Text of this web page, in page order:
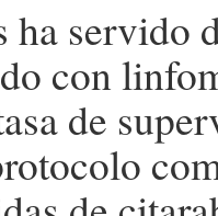
ha servido
con
de